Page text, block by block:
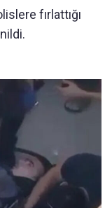
fırlattığı